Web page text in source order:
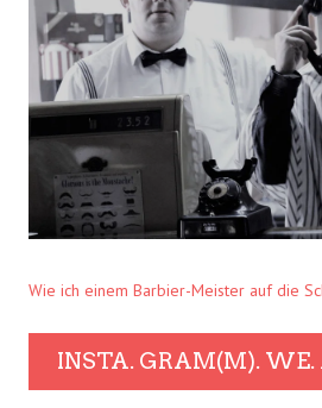
Wie ich einem Barbier-Meister auf die
INSTA. GRAM(M). WE.